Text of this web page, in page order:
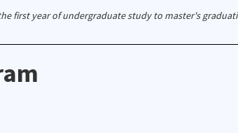
first year of undergraduate study to master's